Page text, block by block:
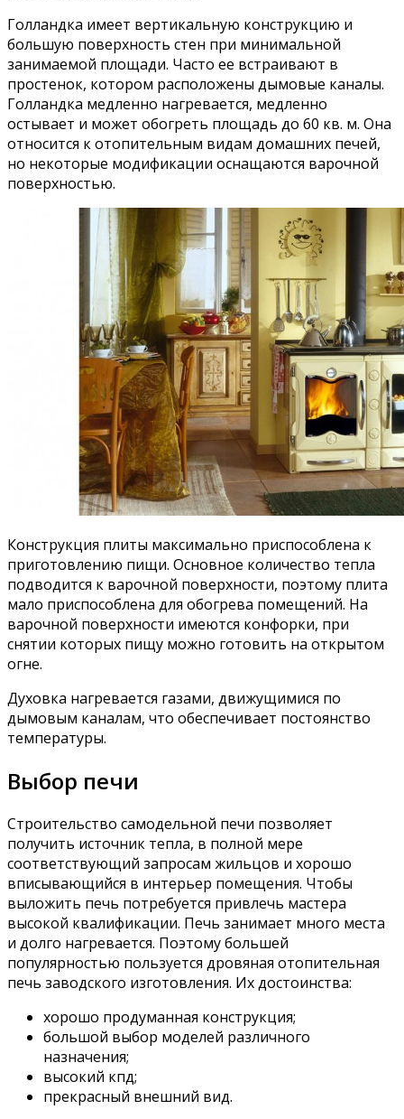
Голландка имеет вертикальную конструкцию и
большую поверхность стен при минимальной
занимаемой площади. Часто ее встраивают в
простенок, котором расположены дымовые каналы.
Голландка медленно нагревается, медленно
остывает и может обогреть площадь до 60 кв. м. Она
относится к отопительным видам домашних печей,
но некоторые модификации оснащаются варочной
поверхностью.
Конструкция плиты максимально приспособлена к
приготовлению пищи. Основное количество тепла
подводится к варочной поверхности, поэтому плита
мало приспособлена для обогрева помещений. На
варочной поверхности имеются конфорки, при
снятии которых пищу можно готовить на открытом
огне.
Духовка нагревается газами, движущимися по
дымовым каналам, что обеспечивает постоянство
температуры.
Выбор печи
Строительство самодельной печи позволяет
получить источник тепла, в полной мере
соответствующий запросам жильцов и хорошо
вписывающийся в интерьер помещения. Чтобы
выложить печь потребуется привлечь мастера
высокой квалификации. Печь занимает много места
и долго нагревается. Поэтому большей
популярностью пользуется дровяная отопительная
печь заводского изготовления. Их достоинства:
хорошо продуманная конструкция;
большой выбор моделей различного
назначения;
высокий кпд;
прекрасный внешний вид.